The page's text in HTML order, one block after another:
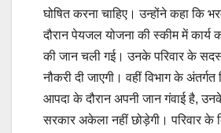
घोषित करना चाहिए। उन्होंने कहा कि
दौरान पेयजल योजना की स्कीम में कार्य
की जान चली गई। उनके परिवार के
नौकरी दी जाएगी। वहीं विभाग के अंतर्गत
आपदा के दौरान अपनी जान गंवाई है, उनके
सरकार अकेला नहीं छोड़ेगी। परिवार